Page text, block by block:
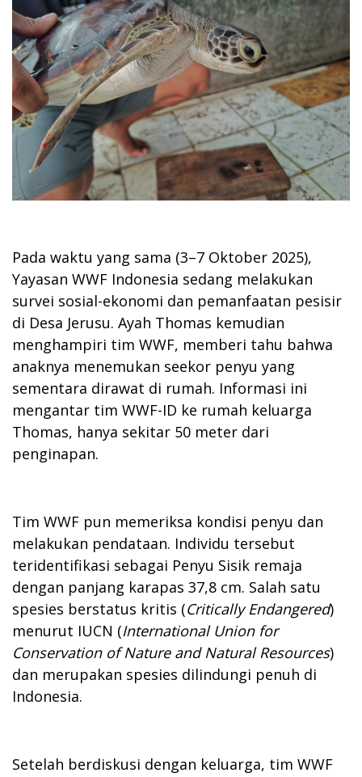
Pada waktu yang sama (3–7 Oktober 2025),
Yayasan WWF Indonesia sedang melakukan
survei sosial-ekonomi dan pemanfaatan pesisir
di Desa Jerusu. Ayah Thomas kemudian
menghampiri tim WWF, memberi tahu bahwa
anaknya menemukan seekor penyu yang
sementara dirawat di rumah. Informasi ini
mengantar tim WWF-ID ke rumah keluarga
Thomas, hanya sekitar 50 meter dari
penginapan.
Tim WWF pun memeriksa kondisi penyu dan
melakukan pendataan. Individu tersebut
teridentifikasi sebagai Penyu Sisik remaja
dengan panjang karapas 37,8 cm. Salah satu
spesies berstatus kritis (Critically Endangered)
menurut IUCN (International Union for
Conservation of Nature and Natural Resources)
dan merupakan spesies dilindungi penuh di
Indonesia.
Setelah berdiskusi dengan keluarga, tim WWF